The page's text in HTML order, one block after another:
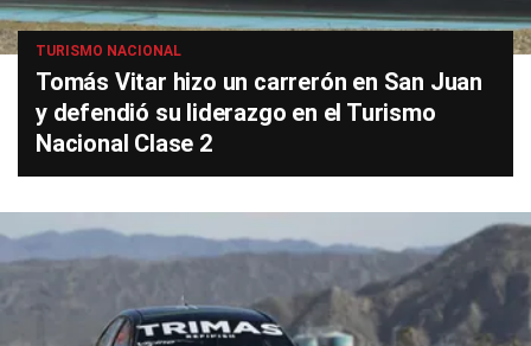
TURISMO NACIONAL
Tomás Vitar hizo un carrerón en San Juan
y defendió su liderazgo en el Turismo
Nacional Clase 2